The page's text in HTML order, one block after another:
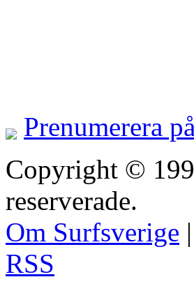
Prenumerera
Copyright ©
reserverade.
Om Surfsverige |
RSS